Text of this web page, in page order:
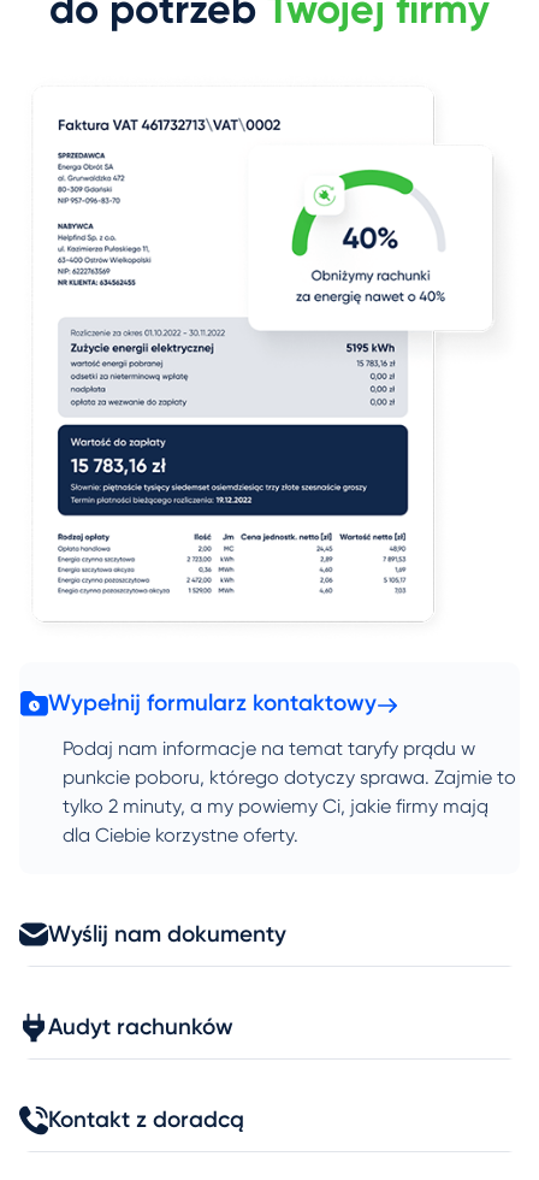
Wypełnij formularz kontaktowy
Podaj nam informacje na temat taryfy prądu w
punkcie poboru, którego dotyczy sprawa. Zajmie to
tylko 2 minuty, a my powiemy Ci, jakie firmy mają
dla Ciebie korzystne oferty.
Wyślij nam dokumenty
Audyt rachunków
Kontakt z doradcą